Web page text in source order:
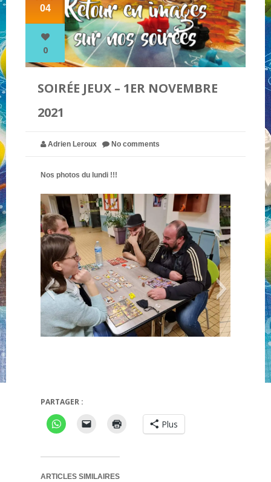
NOS PARTENAIRES
NOUS CONTACTER !
04
0
SOIRÉE JEUX – 1ER NOVEMBRE
2021
Adrien Leroux No comments
Nos photos du lundi !!!
PARTAGER :
Plus
ARTICLES SIMILAIRES